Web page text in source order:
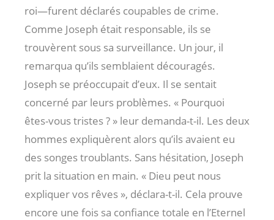
roi—furent déclarés coupables de crime.
Comme Joseph était responsable, ils se
trouvèrent sous sa surveillance. Un jour, il
remarqua qu’ils semblaient découragés.
Joseph se préoccupait d’eux. Il se sentait
concerné par leurs problèmes. « Pourquoi
êtes-vous tristes ? » leur demanda-t-il. Les deux
hommes expliquèrent alors qu’ils avaient eu
des songes troublants. Sans hésitation, Joseph
prit la situation en main. « Dieu peut nous
expliquer vos rêves », déclara-t-il. Cela prouve
encore une fois sa confiance totale en l’Eternel